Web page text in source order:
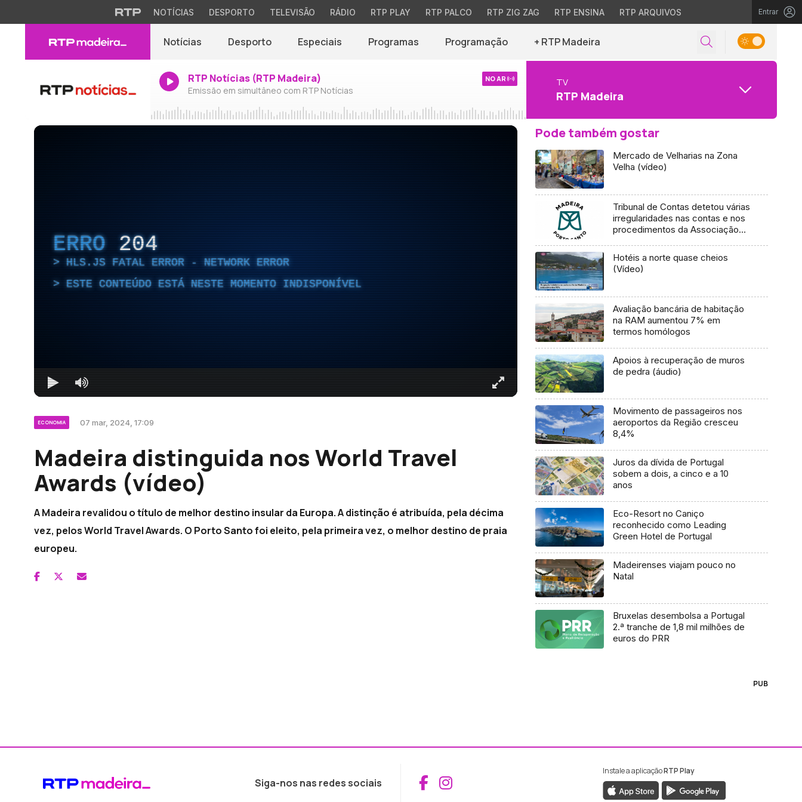
NOTÍCIAS DESPORTO TELEVISÃO RÁDIO RTP PLAY RTP PALCO RTP ZIG ZAG RTP ENSINA RTP ARQUIVOS Entrar
Notícias Desporto Especiais Programas Programação + RTP Madeira
RTP Notícias (RTP Madeira)
Emissão em simultâneo com RTP Notícias
NO AR TV
RTP Madeira
ERRO 204
HLS.JS FATAL ERROR - NETWORK ERROR
ESTE CONTEÚDO ESTÁ NESTE MOMENTO INDISPONÍVEL
ECONOMIA 07 mar, 2024, 17:09
Madeira distinguida nos World Travel
Awards (vídeo)
A Madeira revalidou o título de melhor destino insular da Europa. A distinção é atribuída, pela décima
vez, pelos World Travel Awards. O Porto Santo foi eleito, pela primeira vez, o melhor destino de praia
europeu.
Pode também gostar
Mercado de Velharias na Zona
Velha (vídeo)
Tribunal de Contas detetou várias
irregularidades nas contas e nos
procedimentos da Associação
Hotéis a norte quase cheios
(Vídeo)
Avaliação bancária de habitação
na RAM aumentou 7% em
termos homólogos
Apoios à recuperação de muros
de pedra (áudio)
Movimento de passageiros nos
aeroportos da Região cresceu
8,4%
Juros da dívida de Portugal
sobem a dois, a cinco e a 10
anos
Eco-Resort no Caniço
reconhecido como Leading
Green Hotel de Portugal
Madeirenses viajam pouco no
Natal
Bruxelas desembolsa a Portugal
2.ª tranche de 1,8 mil milhões de
euros do PRR
PUB
Siga-nos nas redes sociais Aceder ao Facebook da RTP Madeira
Aceder ao Instagram da RTP Madeira
Instale a aplicaçãoRTP Play